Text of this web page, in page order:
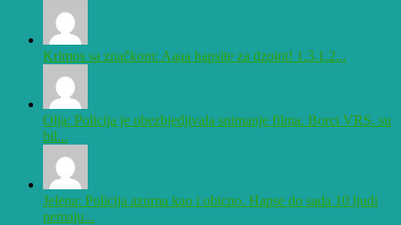
Krimos sa značkom: Aaaa hapsite za dzoint! 1.3.1.2...
Olja: Policija je obezbjedjivala snimanje filma. Borci VRS. su
bil...
Jelena: Policija azurna kao i obicno. Hapse do sada 10 ljudi
nemaju...